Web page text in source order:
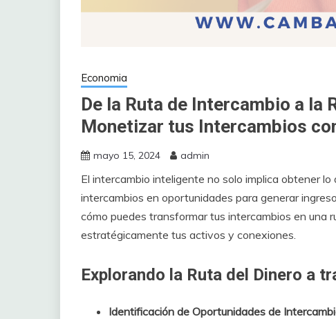
Economia
De la Ruta de Intercambio a la
Monetizar tus Intercambios
mayo 15, 2024 admin
El intercambio inteligente no solo implica obtener
intercambios en oportunidades para generar
cómo puedes transformar tus intercambios en una
estratégicamente tus activos y conexiones.
Explorando la Ruta del Dinero a
Identificación de Oportunidades de